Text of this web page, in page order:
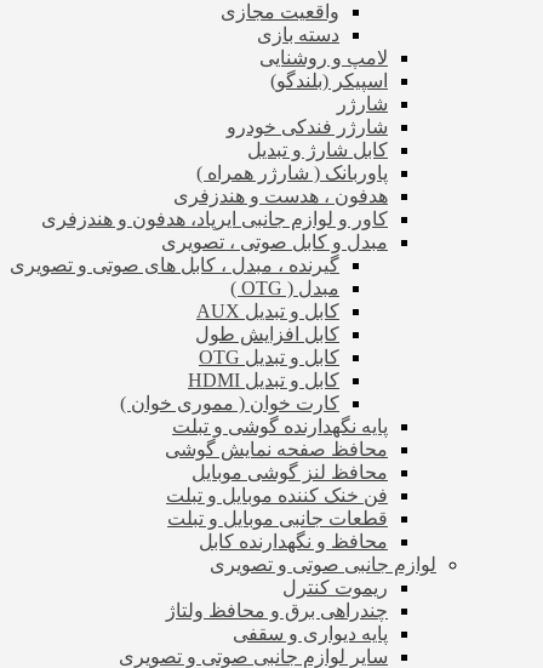
واقعیت مجازی
دسته بازی
لامپ و روشنایی
اسپیکر (بلندگو)
شارژر
شارژر فندکی خودرو
کابل شارژ و تبدیل
پاوربانک ( شارژر همراه )
هدفون ، هدست و هندزفری
کاور و لوازم جانبی ایرپاد، هدفون و هندزفری
مبدل و کابل صوتی ، تصویری
گیرنده ، مبدل ، کابل های صوتی و تصویری
مبدل ( OTG )
کابل و تبدیل AUX
کابل افزایش طول
کابل و تبدیل OTG
کابل و تبدیل HDMI
کارت خوان ( مموری خوان )
پایه نگهدارنده گوشی و تبلت
محافظ صفحه نمایش گوشی
محافظ لنز گوشی موبایل
فن خنک کننده موبایل و تبلت
قطعات جانبی موبایل و تبلت
محافظ و نگهدارنده کابل
لوازم جانبی صوتی و تصویری
ریموت کنترل
چندراهی برق و محافظ ولتاژ
پایه دیواری و سقفی
سایر لوازم جانبی صوتی و تصویری